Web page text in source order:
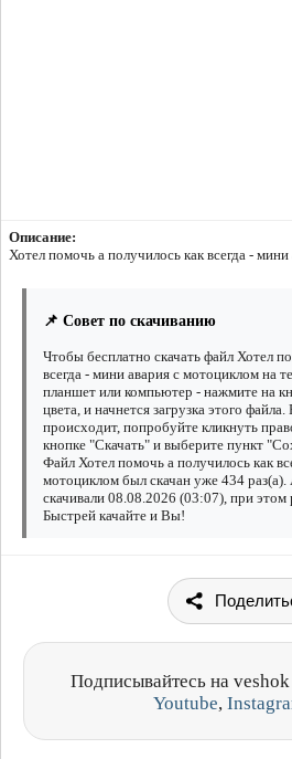
Описание:
Хотел помочь а получилось как всегда -
📌 Совет по скачиванию
Чтобы бесплатно скачать файл Хотел
всегда - мини авария с мотоциклом на
планшет или компьютер - нажмите на
цвета, и начнется загрузка этого
происходит, попробуйте кликнуть
кнопке "Скачать" и выберите пункт
Файл Хотел помочь а получилось как
мотоциклом был скачан уже 434 раз(а).
скачивали 08.08.2026 (03:07), при
Быстрей качайте и Вы!
Подписывайтесь на
Youtube,